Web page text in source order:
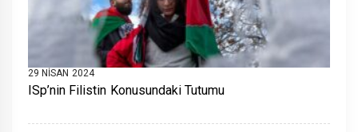
29 NISAN 2024
ISp’nin Filistin Konusundaki Tutumu